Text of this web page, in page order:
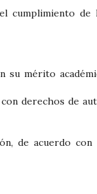
cumplimiento de
su mérito
derechos de
de acuerdo con